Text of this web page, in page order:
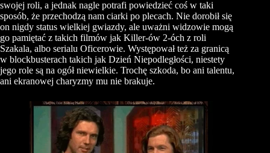
swojej roli, a jednak nagle potrafi powiedzieć coś w taki
sposób, że przechodzą nam ciarki po plecach. Nie dorobił się
on nigdy status wielkiej gwiazdy, ale uważni widzowie mogą
go pamiętać z takich filmów jak Killer-ów 2-óch z roli
Szakala, albo serialu Oficerowie. Występował też za granicą
w blockbusterach takich jak Dzień Niepodległości, niestety
jego role są na ogół niewielkie. Trochę szkoda, bo ani talentu,
ani ekranowej charyzmy mu nie brakuje.